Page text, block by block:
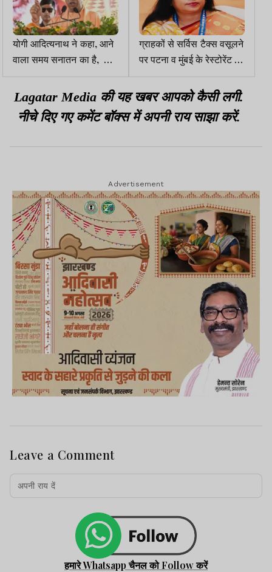
योगी आदित्यनाथ ने कहा, आने
वाला समय सनातन का है, हिंदू
समाज को तोड़ने वालों से
सावधान रहें
ग्राहकों से सर्विस टैक्स वसूलने
पर पटना व मुंबई के रेस्टोरेंट पर
दंड : निधि खरे
Lagatar Media की यह खबर आपको कैसी लगी.
नीचे दिए गए कमेंट बॉक्स में अपनी राय साझा करें.
Advertisement
Leave a Comment
हमारे Whatsapp चैनल को Follow करें